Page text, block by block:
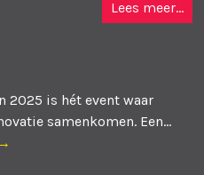
Lees meer...
2025 is hét event waar
samenkomen. Een...